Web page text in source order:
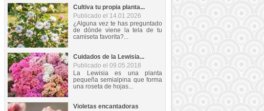
Cultiva tu propia planta...
Publicado el 14.01.2026
¿Alguna vez te has preguntado
de dónde viene la tela de tu
camiseta favorita?...
Cuidados de la Lewisia...
Publicado el 09.05.2018
La Lewisia es una planta
pequeña semialpina que forma
una roseta de hojas...
Violetas encantadoras